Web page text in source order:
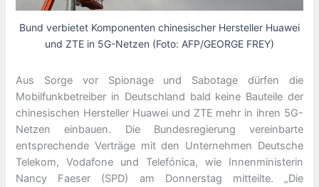
Bund verbietet Komponenten chinesischer Hersteller Huawei
und ZTE in 5G-Netzen (Foto: AFP/GEORGE FREY)
Aus Sorge vor Spionage und Sabotage dürfen die
Mobilfunkbetreiber in Deutschland bald keine Bauteile der
chinesischen Hersteller Huawei und ZTE mehr in ihren 5G-
Netzen einbauen. Die Bundesregierung vereinbarte
entsprechende Verträge mit den Unternehmen Deutsche
Telekom, Vodafone und Telefónica, wie Innenministerin
Nancy Faeser (SPD) am Donnerstag mitteilte. „Die